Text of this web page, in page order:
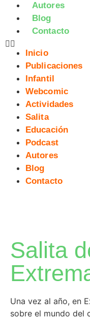
Autores
Blog
Contacto
Inicio
Publicaciones
Infantil
Webcomic
Actividades
Salita
Educación
Podcast
Autores
Blog
Contacto
Salita
Una vez al año, en
sobre el mundo del